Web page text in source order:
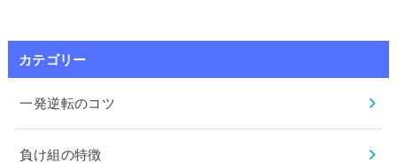
カテゴリー
一発逆転のコツ
負け組の特徴